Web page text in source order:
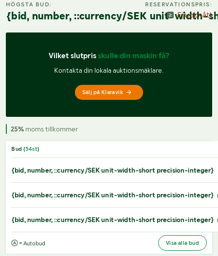
HÖGSTA BUD:
{bid, number, ::currency/SEK unit-width-
RESERVATIONSPRIS:
Ej uppnått
Vilket slutpris skulle din maskin få?
Kontakta din lokala auktionsmäklare.
Sälj på Klaravik
25% moms tillkommer
Bud (54st)
{bid, number, ::currency/SEK unit-width-short precision-integer}
{bid, number, ::currency/SEK unit-width-short precision-integer}
{bid, number, ::currency/SEK unit-width-short precision-integer}
= Autobud Visa alla bud